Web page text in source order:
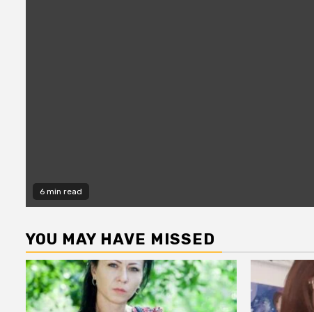
6 min read
YOU MAY HAVE MISSED